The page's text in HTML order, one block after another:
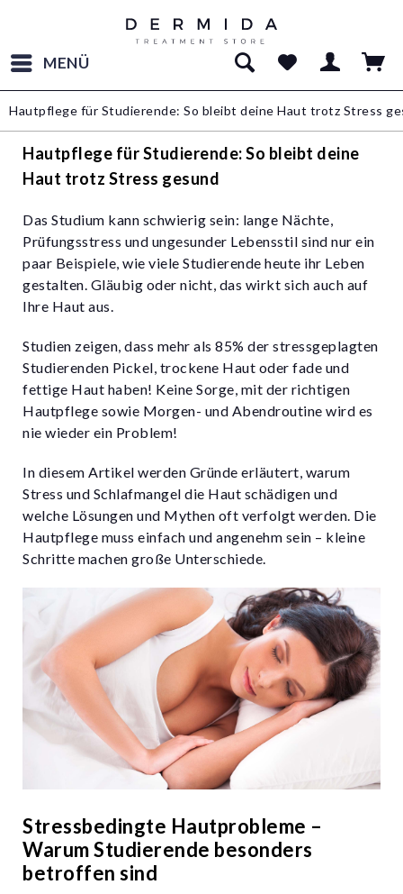
MENÜ
Hautpflege für Studierende: So bleibt deine Haut trotz Stress
Hautpflege für Studierende: So bleibt deine
Haut trotz Stress gesund
Das Studium kann schwierig sein: lange Nächte,
Prüfungsstress und ungesunder Lebensstil sind nur ein
paar Beispiele, wie viele Studierende heute ihr Leben
gestalten. Gläubig oder nicht, das wirkt sich auch auf
Ihre Haut aus.
Studien zeigen, dass mehr als 85% der stressgeplagten
Studierenden Pickel, trockene Haut oder fade und
fettige Haut haben! Keine Sorge, mit der richtigen
Hautpflege sowie Morgen- und Abendroutine wird es
nie wieder ein Problem!
In diesem Artikel werden Gründe erläutert, warum
Stress und Schlafmangel die Haut schädigen und
welche Lösungen und Mythen oft verfolgt werden. Die
Hautpflege muss einfach und angenehm sein – kleine
Schritte machen große Unterschiede.
Stressbedingte Hautprobleme –
Warum Studierende besonders
betroffen sind